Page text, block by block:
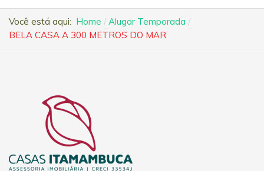
Você está aqui: Home
Alugar Temporada
BELA CASA A 300 METROS DO MAR